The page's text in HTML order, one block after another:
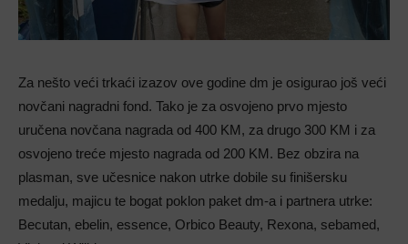
Za nešto veći trkaći izazov ove godine dm je osigurao još veći
novčani nagradni fond. Tako je za osvojeno prvo mjesto
uručena novčana nagrada od 400 KM, za drugo 300 KM i za
osvojeno treće mjesto nagrada od 200 KM. Bez obzira na
plasman, sve učesnice nakon utrke dobile su finišersku
medalju, majicu te bogat poklon paket dm-a i partnera utrke:
Becutan, ebelin, essence, Orbico Beauty, Rexona, sebamed,